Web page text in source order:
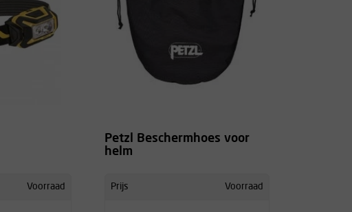
Voorraad
Petzl Beschermhoes voor
helm
Prijs Voorraad